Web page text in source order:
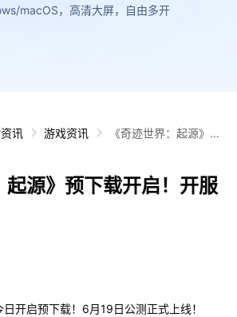
macOS，高清大屏，自由多开
讯 游戏资讯
《奇迹世界：起源》预
起源》预下载开启！开服
日开启预下载！6月19日公测正式上线！